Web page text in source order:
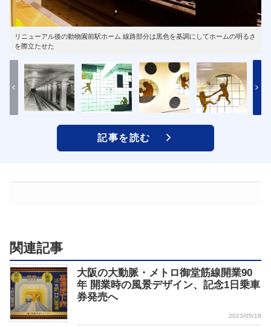
リニューアル後の動物園前駅ホーム 線路部分は黒色を基調にしてホームの明るさ
を際立たせた
記事を読む
関連記事
大阪の大動脈・メトロ御堂筋線開業90
年 開業時の風景デザイン、記念1日乗車
券発売へ
2023/05/18